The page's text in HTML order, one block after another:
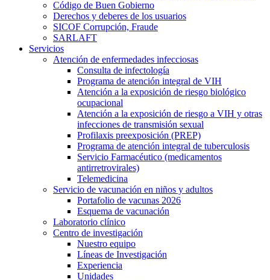
Código de Buen Gobierno
Derechos y deberes de los usuarios
SICOF Corrupción, Fraude
SARLAFT
Servicios
Atención de enfermedades infecciosas
Consulta de infectología
Programa de atención integral de VIH
Atención a la exposición de riesgo biológico
ocupacional
Atención a la exposición de riesgo a VIH y otras
infecciones de transmisión sexual
Profilaxis preexposición (PREP)
Programa de atención integral de tuberculosis
Servicio Farmacéutico (medicamentos
antirretrovirales)
Telemedicina
Servicio de vacunación en niños y adultos
Portafolio de vacunas 2026
Esquema de vacunación
Laboratorio clínico
Centro de investigación
Nuestro equipo
Líneas de Investigación
Experiencia
Unidades